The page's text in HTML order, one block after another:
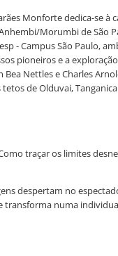
Monforte dedica-se à
Morumbi de São
- Campus São Paulo,
pioneiros e a
Nettles e Charles
de Olduvai,
traçar os limites
despertam no
transforma numa